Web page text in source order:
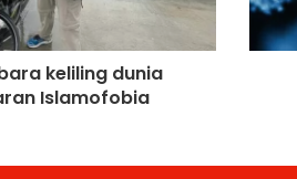
keliling dunia
Islamofobia